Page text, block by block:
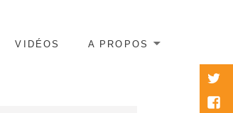
VIDÉOS A PROPOS